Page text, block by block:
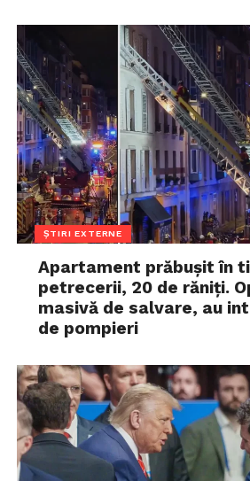
ȘTIRI EXTERNE
Apartament prăbușit în
petrecerii, 20 de răniți.
masivă de salvare, au
de pompieri